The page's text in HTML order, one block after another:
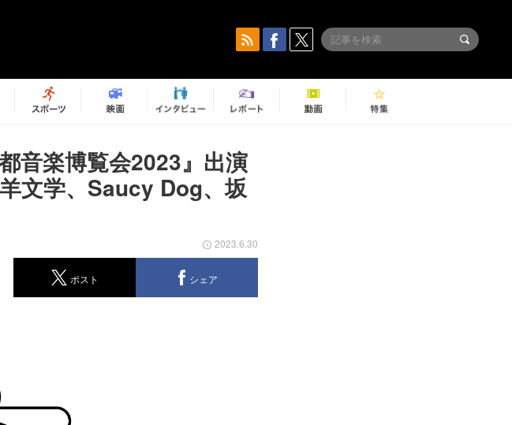
音楽博覧会2023』出演
文学、Saucy Dog、坂
2023.6.30
ポスト シェア